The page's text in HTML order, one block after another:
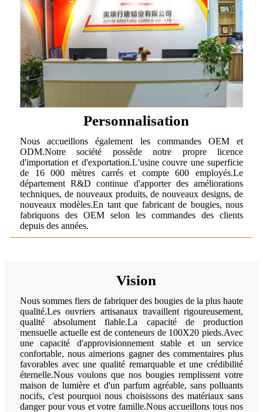
Personnalisation
Nous accueillons également les commandes OEM et
ODM.Notre société possède notre propre licence
d'importation et d'exportation.L'usine couvre une superficie
de 16 000 mètres carrés et compte 600 employés.Le
département R&D continue d'apporter des améliorations
techniques, de nouveaux produits, de nouveaux designs, de
nouveaux modèles.En tant que fabricant de bougies, nous
fabriquons des OEM selon les commandes des clients
depuis des années.
Vision
Nous sommes fiers de fabriquer des bougies de la plus haute
qualité.Les ouvriers artisanaux travaillent rigoureusement,
qualité absolument fiable.La capacité de production
mensuelle actuelle est de conteneurs de 100X20 pieds.Avec
une capacité d'approvisionnement stable et un service
confortable, nous aimerions gagner des commentaires plus
favorables avec une qualité remarquable et une crédibilité
éternelle.Nous voulons que nos bougies remplissent votre
maison de lumière et d'un parfum agréable, sans polluants
nocifs, c'est pourquoi nous choisissons des matériaux sans
danger pour vous et votre famille.Nous accueillons tous nos